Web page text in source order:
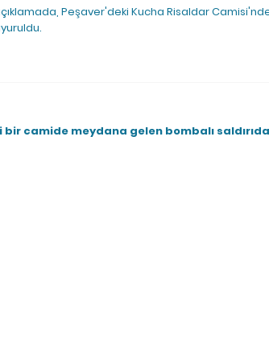
Peşaver'deki Kucha Risaldar
camide meydana gelen bombalı